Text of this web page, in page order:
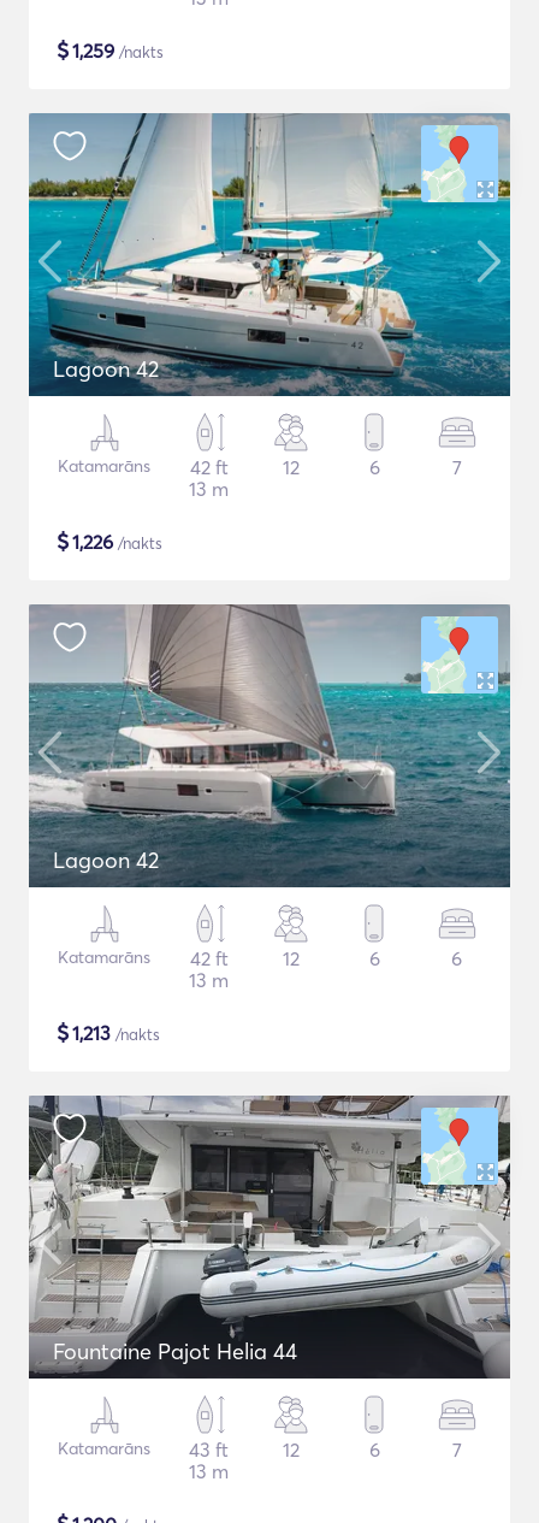
$1,259 /nakts
Lagoon 42
Katamarāns
42 ft
13 m
12 6 7
$1,226 /nakts
Lagoon 42
Katamarāns
42 ft
13 m
12 6 6
$1,213 /nakts
Fountaine Pajot Helia 44
Katamarāns
43 ft
13 m
12 6 7